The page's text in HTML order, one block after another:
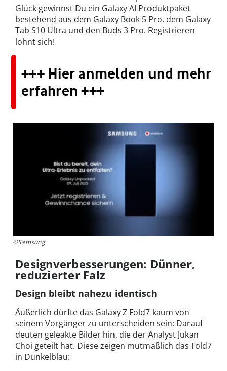
Glück gewinnst Du ein Galaxy AI Produktpaket
bestehend aus dem Galaxy Book 5 Pro, dem Galaxy
Tab S10 Ultra und den Buds 3 Pro. Registrieren
lohnt sich!
+++ Hier anmelden und mehr
erfahren +++
©Samsung
Designverbesserungen: Dünner,
reduzierter Falz
Design bleibt nahezu identisch
Äußerlich dürfte das Galaxy Z Fold7 kaum von
seinem Vorgänger zu unterscheiden sein: Darauf
deuten geleakte Bilder hin, die der Analyst Jukan
Choi geteilt hat. Diese zeigen mutmaßlich das Fold7
in Dunkelblau: